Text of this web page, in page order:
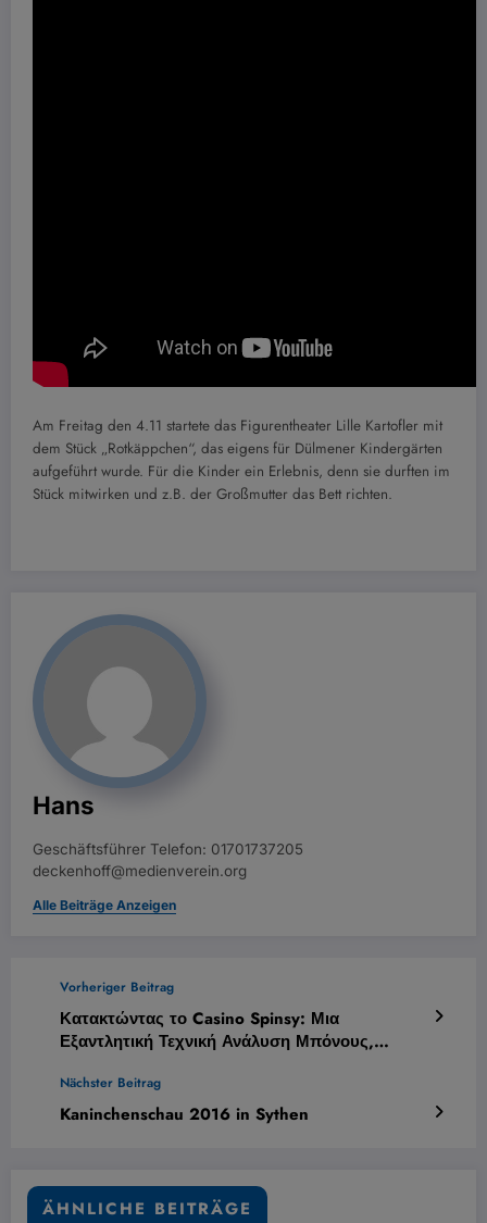
Am Freitag den 4.11 startete das Figurentheater Lille Kartofler mit
dem Stück „Rotkäppchen“, das eigens für Dülmener Kindergärten
aufgeführt wurde. Für die Kinder ein Erlebnis, denn sie durften im
Stück mitwirken und z.B. der Großmutter das Bett richten.
Hans
Geschäftsführer Telefon: 01701737205
deckenhoff@medienverein.org
Alle Beiträge Anzeigen
Vorheriger Beitrag
Κατακτώντας το Casino Spinsy: Μια
Εξαντλητική Τεχνική Ανάλυση Μπόνους,
Nächster Beitrag
Kaninchenschau 2016 in Sythen
ÄHNLICHE BEITRÄGE